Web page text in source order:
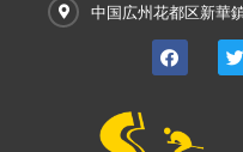
中国広州花都区新華